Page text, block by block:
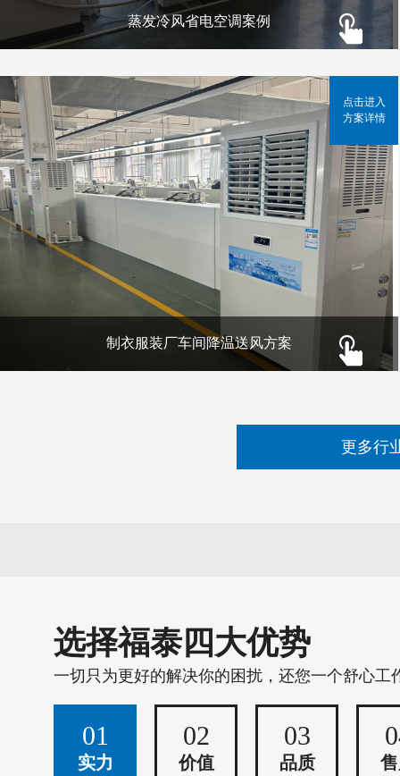
蒸发冷风省电空调案例
制衣服装厂车间降温送风方案
点击进入
方案详情
更多行
选择福泰四大优势
一切只为更好的解决你的困扰，还您一个舒心工
01
实力
02
价值
03
品质